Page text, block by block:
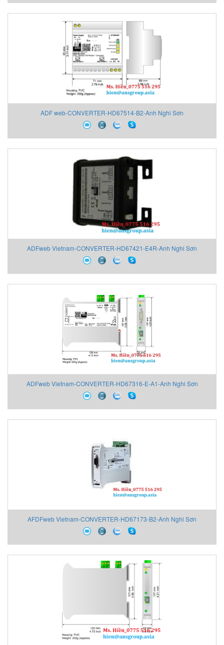
ADF web-CONVERTER-HD67514-B2-Anh Nghi Sơn
ADFweb Vietnam-CONVERTER-HD67421-E4R-Anh Nghi Sơn
ADFweb Vietnam-CONVERTER-HD67316-E-A1-Anh Nghi Sơn
AFDFweb Vietnam-CONVERTER-HD67173-B2-Anh Nghi Sơn